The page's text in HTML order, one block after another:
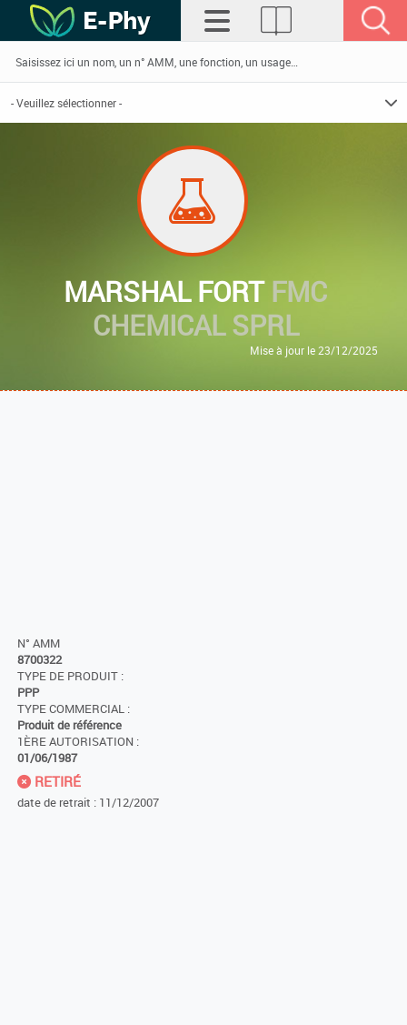
MARSHAL FORTFMC
CHEMICAL SPRL
Mise à jour le 23/12/2025
N° AMM
8700322
TYPE DE PRODUIT :
PPP
TYPE COMMERCIAL :
Produit de référence
1ÈRE AUTORISATION :
01/06/1987
RETIRÉ
date de retrait : 11/12/2007